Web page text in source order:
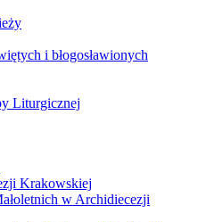
i błogosławionych
Liturgicznej
Krakowskiej
w Archidiecezji